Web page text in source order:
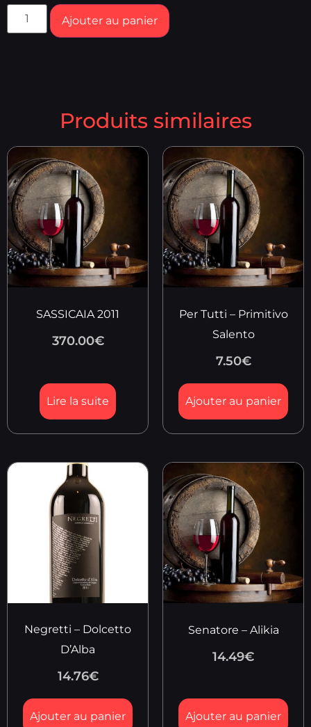
Ajouter au panier
Produits similaires
SASSICAIA 2011
370.00€
Lire la suite
Per Tutti – Primitivo
Salento
7.50€
Ajouter au panier
Negretti – Dolcetto
D’Alba
14.76€
Ajouter au panier
Senatore – Alikia
14.49€
Ajouter au panier